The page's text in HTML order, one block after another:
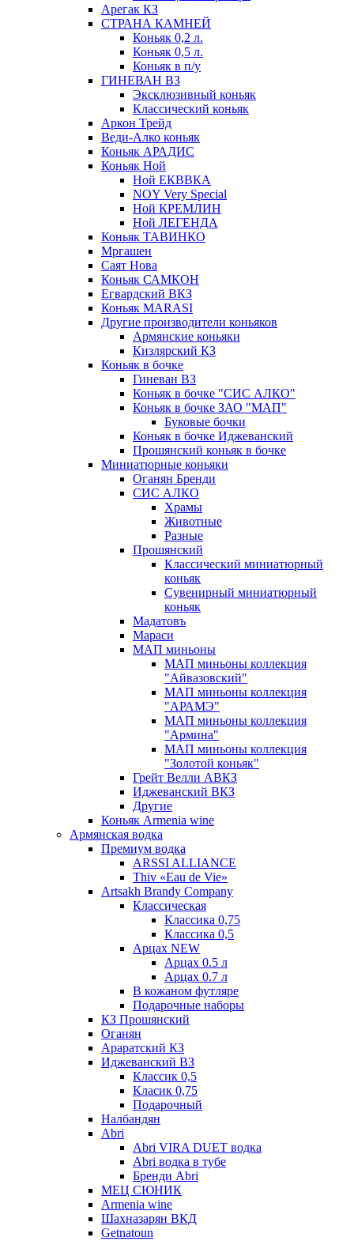
Арегак КЗ
СТРАНА КАМНЕЙ
Коньяк 0,2 л.
Коньяк 0,5 л.
Коньяк в п/у
ГИНЕВАН ВЗ
Эксклюзивный коньяк
Классический коньяк
Аркон Трейд
Веди-Алко коньяк
Коньяк АРАДИС
Коньяк Ной
Ной ЕКВВКА
NOY Very Special
Ной КРЕМЛИН
Ной ЛЕГЕНДА
Коньяк ТАВИНКО
Мргашен
Саят Нова
Коньяк САМКОН
Егвардский ВКЗ
Коньяк MARASI
Другие производители коньяков
Армянские коньяки
Кизлярский КЗ
Коньяк в бочке
Гиневан ВЗ
Коньяк в бочке "СИС АЛКО"
Коньяк в бочке ЗАО "МАП"
Буковые бочки
Коньяк в бочке Иджеванский
Прошянский коньяк в бочке
Миниатюрные коньяки
Оганян Бренди
СИС АЛКО
Храмы
Животные
Разные
Прошянский
Классический миниатюрный
коньяк
Сувенирный миниатюрный
коньяк
Мадатовъ
Мараси
МАП миньоны
МАП миньоны коллекция
"Айвазовский"
МАП миньоны коллекция
"АРАМЭ"
МАП миньоны коллекция
"Армина"
МАП миньоны коллекция
"Золотой коньяк"
Грейт Велли АВКЗ
Иджеванский ВКЗ
Другие
Коньяк Armenia wine
Армянская водка
Премиум водка
ARSSI ALLIANCE
Thiv «Eau de Vie»
Artsakh Brandy Company
Классическая
Классика 0,75
Классика 0,5
Арцах NEW
Арцах 0.5 л
Арцах 0.7 л
В кожаном футляре
Подарочные наборы
КЗ Прошянский
Оганян
Араратский КЗ
Иджеванский ВЗ
Классик 0,5
Класик 0,75
Подарочный
Налбандян
Abri
Abri VIRA DUET водка
Abri водка в тубе
Бренди Abri
МЕЦ СЮНИК
Armenia wine
Шахназарян ВКД
Getnatoun